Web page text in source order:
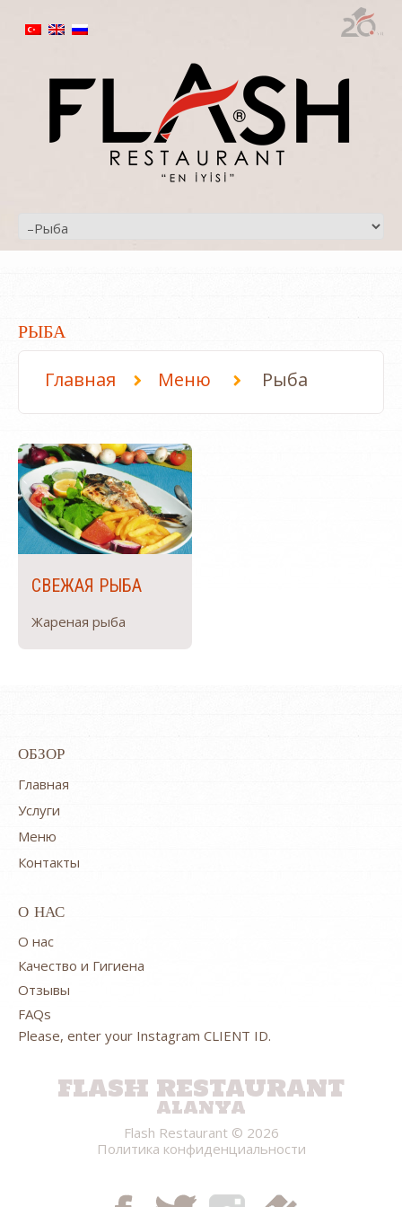
РЫБА
Главная Меню Рыба
СВЕЖАЯ РЫБА
Жареная рыба
ОБЗОР
Главная
Услуги
Меню
Контакты
О НАС
O нас
Качество и Гигиена
Отзывы
FAQs
Please, enter your Instagram CLIENT ID.
FLASH RESTAURANT
ALANYA
Flash Restaurant © 2026
Политика конфиденциальности